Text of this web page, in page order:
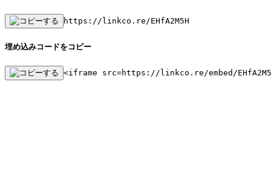
https://linkco.re/EHfA2M5H
埋め込みコードをコピー
<iframe src=https://linkco.re/embed/